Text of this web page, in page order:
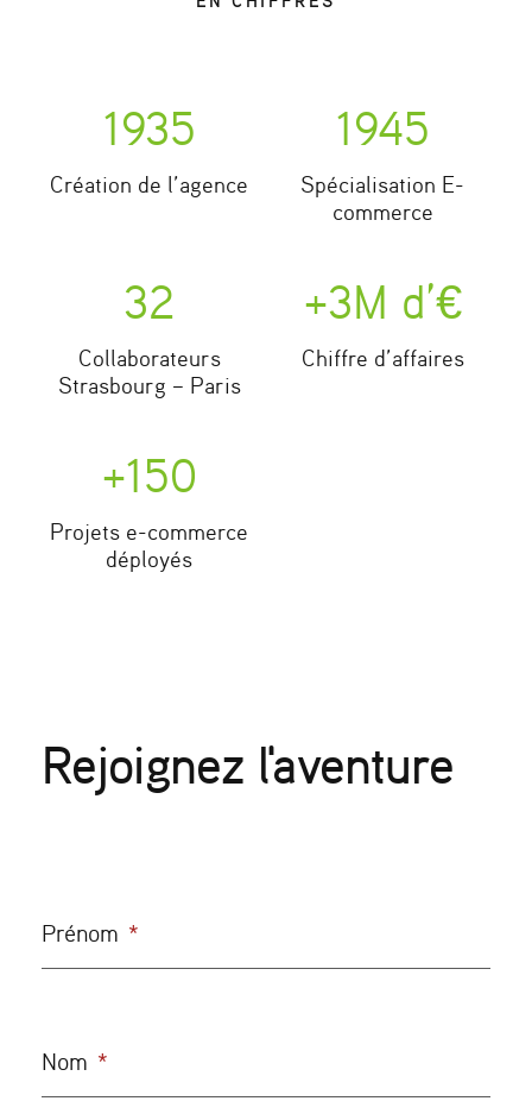
2002
Création de l’agence
2012
Spécialisation E-
commerce
32
Collaborateurs
Strasbourg – Paris
+3M d’€
Chiffre d’affaires
+150
Projets e-commerce
déployés
Rejoignez l'aventure
Prénom *
Nom *